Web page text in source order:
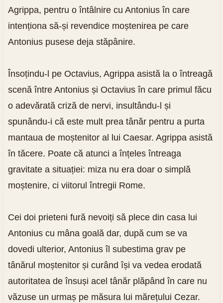
Agrippa, pentru o întâlnire cu Antonius în care
intenționa să-și revendice moștenirea pe care
Antonius pusese deja stăpânire.
Însoțindu-l pe Octavius, Agrippa asistă la o întreagă
scenă între Antonius și Octavius în care primul făcu
o adevărată criză de nervi, insultându-l și
spunându-i că este mult prea tânăr pentru a purta
mantaua de moștenitor al lui Caesar. Agrippa asistă
în tăcere. Poate că atunci a înțeles întreaga
gravitate a situației: miza nu era doar o simplă
moștenire, ci viitorul întregii Rome.
Cei doi prieteni fură nevoiți să plece din casa lui
Antonius cu mâna goală dar, după cum se va
dovedi ulterior, Antonius îl subestima grav pe
tânărul moștenitor și curând își va vedea erodată
autoritatea de însuși acel tânăr plăpând în care nu
văzuse un urmaș pe măsura lui mărețului Cezar.